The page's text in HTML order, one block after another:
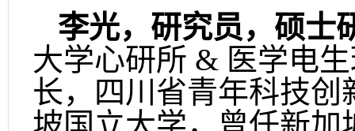
李光，研究员，硕士
大学心研所 & 医学电
长，四川省青年科技